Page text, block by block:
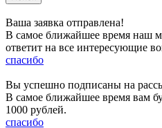
Ваша заявка отправлена!
В самое ближайшее время наш
ответит на все интересующие
спасибо
Вы успешно подписаны на
В самое ближайшее время вам
1000 рублей.
спасибо